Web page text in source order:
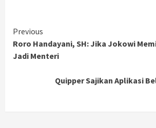
Continue
Reading
Previous
Roro Handayani, SH: Jika Jokowi
Jadi Menteri
Quipper Sajikan Aplikasi